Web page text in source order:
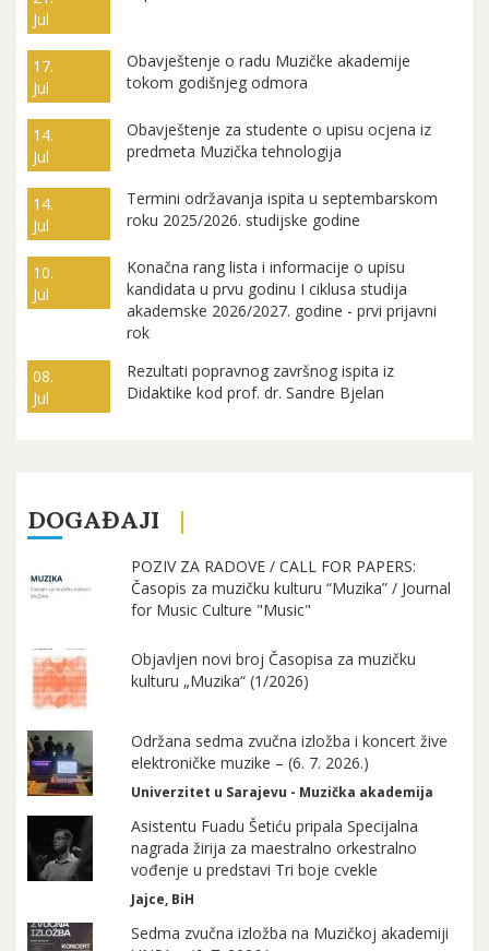
Jul
17.
Jul
Obavještenje o radu Muzičke akademije
tokom godišnjeg odmora
14.
Jul
Obavještenje za studente o upisu ocjena iz
predmeta Muzička tehnologija
14.
Jul
Termini održavanja ispita u septembarskom
roku 2025/2026. studijske godine
10.
Jul
Konačna rang lista i informacije o upisu
kandidata u prvu godinu I ciklusa studija
akademske 2026/2027. godine - prvi prijavni
rok
08.
Jul
Rezultati popravnog završnog ispita iz
Didaktike kod prof. dr. Sandre Bjelan
DOGAĐAJI
POZIV ZA RADOVE / CALL FOR PAPERS:
Časopis za muzičku kulturu “Muzika” / Journal
for Music Culture "Music"
Objavljen novi broj Časopisa za muzičku
kulturu „Muzika“ (1/2026)
Održana sedma zvučna izložba i koncert žive
elektroničke muzike – (6. 7. 2026.)
Univerzitet u Sarajevu - Muzička akademija
Asistentu Fuadu Šetiću pripala Specijalna
nagrada žirija za maestralno orkestralno
vođenje u predstavi Tri boje cvekle
Jajce, BiH
Sedma zvučna izložba na Muzičkoj akademiji